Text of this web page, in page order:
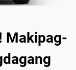
Makipag-